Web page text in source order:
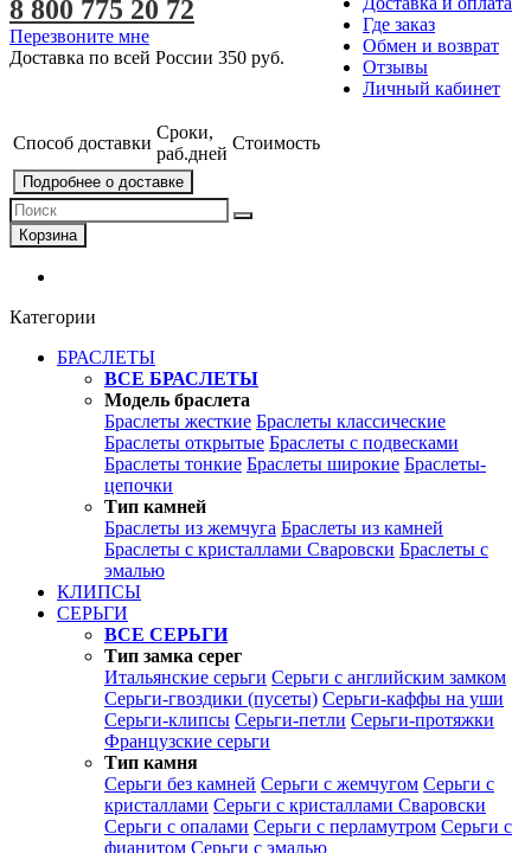
Где заказ
Обмен и возврат
Отзывы
Личный кабинет
8 800 775 20 72
Перезвоните мне
Доставка по всей России 350 руб.
Способ доставки
Сроки,
раб.дней
Стоимость
Подробнее о доставке
Корзина
Категории
БРАСЛЕТЫ
ВСЕ БРАСЛЕТЫ
Модель браслета
Браслеты жесткие Браслеты классические
Браслеты открытые Браслеты с подвесками
Браслеты тонкие Браслеты широкие Браслеты-
цепочки
Тип камней
Браслеты из жемчуга Браслеты из камней
Браслеты с кристаллами Сваровски Браслеты с
эмалью
КЛИПСЫ
СЕРЬГИ
ВСЕ СЕРЬГИ
Тип замка серег
Итальянские серьги Серьги с английским замком
Серьги-гвоздики (пусеты) Серьги-каффы на уши
Серьги-клипсы Серьги-петли Серьги-протяжки
Французские серьги
Тип камня
Серьги без камней Серьги с жемчугом Серьги с
кристаллами Серьги с кристаллами Сваровски
Серьги с опалами Серьги с перламутром Серьги с
фианитом Серьги с эмалью